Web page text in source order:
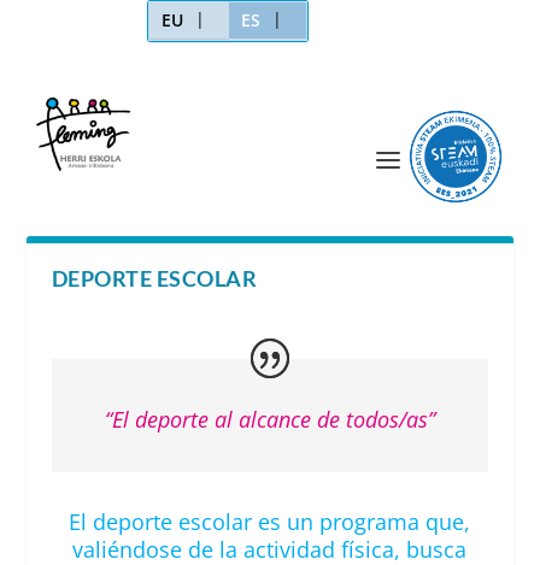
EU ES
DEPORTE ESCOLAR
“El deporte al alcance de todos/as”
El deporte escolar es un programa que,
valiéndose de la actividad física, busca